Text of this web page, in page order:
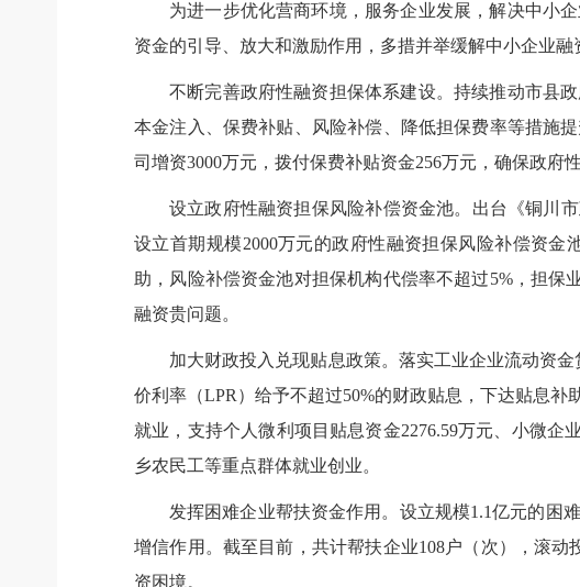
为进一步优化营商环境，服务企业发展，解决中小
资金的引导、放大和激励作用，多措并举缓解中小企业
不断完善政府性融资担保体系建设。持续推动市县
本金注入、保费补贴、风险补偿、降低担保费率等措施
司增资3000万元，拨付保费补贴资金256万元，确保政府
设立政府性融资担保风险补偿资金池。出台《铜川
设立首期规模2000万元的政府性融资担保风险补偿资
助，风险补偿资金池对担保机构代偿率不超过5%，担保
融资贵问题。
加大财政投入兑现贴息政策。落实工业企业流动资
价利率（LPR）给予不超过50%的财政贴息，下达贴息
就业，支持个人微利项目贴息资金2276.59万元、小微
乡农民工等重点群体就业创业。
发挥困难企业帮扶资金作用。设立规模1.1亿元的困
增信作用。截至目前，共计帮扶企业108户（次），滚
资困境。